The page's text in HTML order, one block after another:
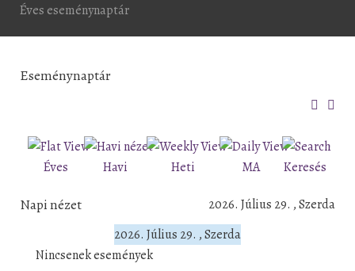
Éves eseménynaptár
Eseménynaptár
Éves Havi Heti MA Keresés
Napi nézet
2026. Július 29. , Szerda
2026. Július 29. , Szerda
Nincsenek események